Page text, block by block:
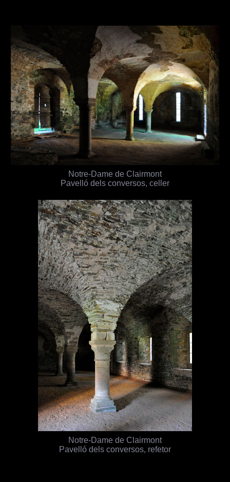
Notre-Dame de Clairmont
Pavelló dels conversos, celler
Notre-Dame de Clairmont
Pavelló dels conversos, refetor